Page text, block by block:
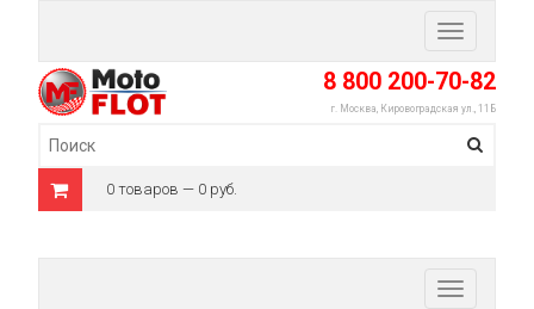
Toggle
navigation
8 800 200-70-82
г. Москва, Кировоградская ул., 11Б
0 товаров — 0 руб.
Toggle